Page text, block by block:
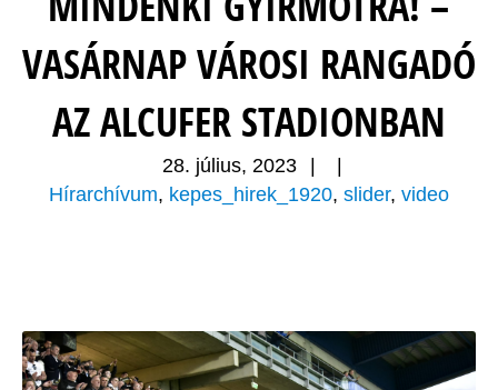
VASÁRNAP VÁROSI RANGADÓ
AZ ALCUFER STADIONBAN
28. július, 2023
Hírarchívum, kepes_hirek_1920, slider, video